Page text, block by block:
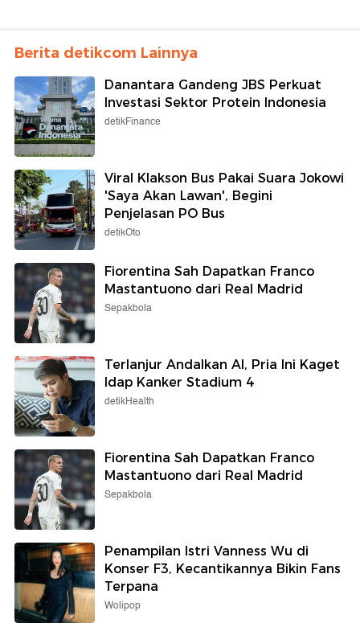
Berita detikcom Lainnya
Danantara Gandeng JBS Perkuat
Investasi Sektor Protein Indonesia
detikFinance
Viral Klakson Bus Pakai Suara Jokowi
'Saya Akan Lawan', Begini
Penjelasan PO Bus
detikOto
Fiorentina Sah Dapatkan Franco
Mastantuono dari Real Madrid
Sepakbola
Terlanjur Andalkan AI, Pria Ini Kaget
Idap Kanker Stadium 4
detikHealth
Fiorentina Sah Dapatkan Franco
Mastantuono dari Real Madrid
Sepakbola
Penampilan Istri Vanness Wu di
Konser F3, Kecantikannya Bikin Fans
Terpana
Wolipop